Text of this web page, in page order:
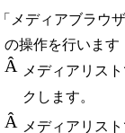
「メディアブラウ
の操作を行います
Â
メディアリス
クします。
Â
メディアリス